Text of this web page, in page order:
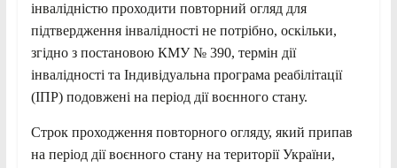
інвалідністю проходити повторний огляд для
підтвердження інвалідності не потрібно, оскільки,
згідно з постановою КМУ № 390, термін дії
інвалідності та Індивідуальна програма реабілітації
(ІПР) подовжені на період дії воєнного стану.
Строк проходження повторного огляду, який припав
на період дії воєнного стану на території України,